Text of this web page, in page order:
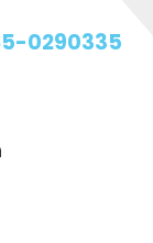
0290335